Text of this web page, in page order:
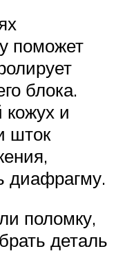
поможет
блока.
и
шток
диафрагму.
поломку,
деталь